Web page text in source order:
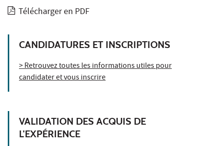
Télécharger en PDF
CANDIDATURES ET INSCRIPTIONS
> Retrouvez toutes les informations utiles pour
candidater et vous inscrire
VALIDATION DES ACQUIS DE
L'EXPÉRIENCE